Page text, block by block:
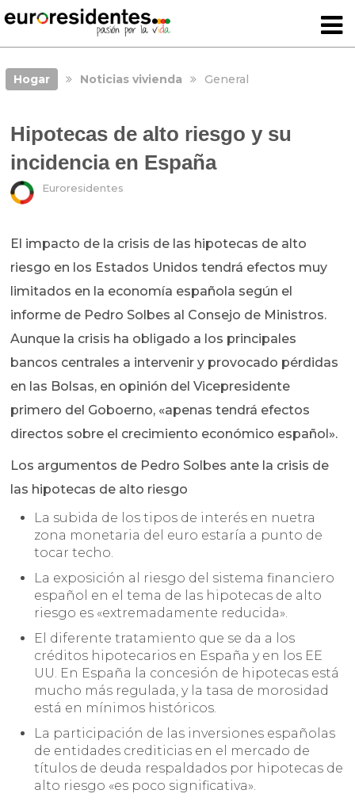
Hogar Noticias vivienda General
Hipotecas de alto riesgo y su
incidencia en España
Euroresidentes
El impacto de la crisis de las hipotecas de alto
riesgo en los Estados Unidos tendrá efectos muy
limitados en la economía española según el
informe de Pedro Solbes al Consejo de Ministros.
Aunque la crisis ha obligado a los principales
bancos centrales a intervenir y provocado pérdidas
en las Bolsas, en opinión del Vicepresidente
primero del Goboerno, «apenas tendrá efectos
directos sobre el crecimiento económico español».
Los argumentos de Pedro Solbes ante la crisis de
las hipotecas de alto riesgo
La subida de los tipos de interés en nuetra
zona monetaria del euro estaría a punto de
tocar techo.
La exposición al riesgo del sistema financiero
español en el tema de las hipotecas de alto
riesgo es «extremadamente reducida».
El diferente tratamiento que se da a los
créditos hipotecarios en España y en los EE
UU. En España la concesión de hipotecas está
mucho más regulada, y la tasa de morosidad
está en mínimos históricos.
La participación de las inversiones españolas
de entidades crediticias en el mercado de
títulos de deuda respaldados por hipotecas de
alto riesgo «es poco significativa».